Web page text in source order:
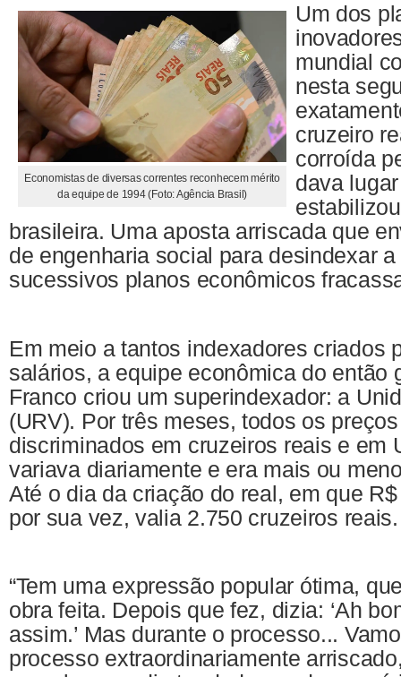
Economistas de diversas correntes reconhecem mérito
da equipe de 1994 (Foto: Agência Brasil)
Um dos
mundial
nesta
cruzeiro
corroída
dava
brasileira. Uma aposta arriscada que
de engenharia social para desindexar
sucessivos planos econômicos
Em meio a tantos indexadores criados
salários, a equipe econômica do então
Franco criou um superindexador: a
(URV). Por três meses, todos os
discriminados em cruzeiros reais e em
variava diariamente e era mais ou
Até o dia da criação do real, em que
por sua vez, valia 2.750 cruzeiros reais.
“Tem uma expressão popular ótima,
obra feita. Depois que fez, dizia: ‘Ah
assim.’ Mas durante o processo...
processo extraordinariamente